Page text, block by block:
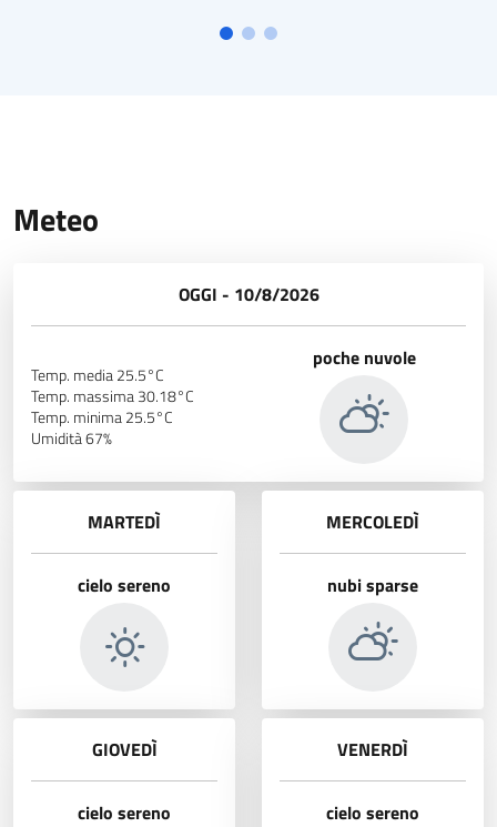
Meteo
OGGI - 10/8/2026
Temp. media 25.5°C
Temp. massima 30.18°C
Temp. minima 25.5°C
Umidità 67%
poche nuvole
MARTEDÌ
cielo sereno
MERCOLEDÌ
nubi sparse
GIOVEDÌ
cielo sereno
VENERDÌ
cielo sereno